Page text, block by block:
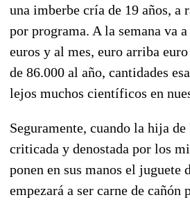
una imberbe cría de 19 años, a
por programa. A la semana va
euros y al mes, euro arriba
de 86.000 al año, cantidades
lejos muchos científicos en
Seguramente, cuando la hija de
criticada y denostada por los
ponen en sus manos el juguete
empezará a ser carne de cañón